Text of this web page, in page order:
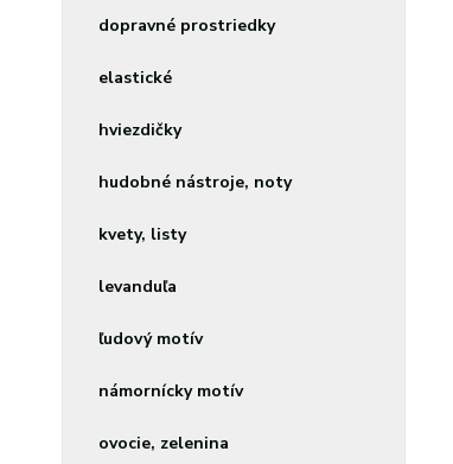
dopravné prostriedky
elastické
hviezdičky
hudobné nástroje, noty
kvety, listy
levanduľa
ľudový motív
námornícky motív
ovocie, zelenina